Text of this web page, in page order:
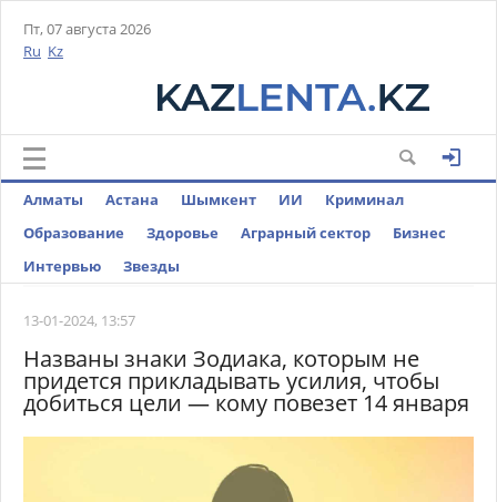
Пт, 07 августа 2026
Ru Kz
Алматы Астана Шымкент ИИ
Криминал
Образование
Здоровье Аграрный сектор
Бизнес
Интервью
Звезды
13-01-2024, 13:57
Названы знаки Зодиака, которым не
придется прикладывать усилия, чтобы
добиться цели — кому повезет 14 января